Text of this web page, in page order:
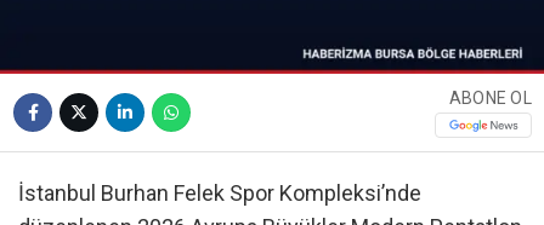
ABONE OL
İstanbul Burhan Felek Spor Kompleksi’nde